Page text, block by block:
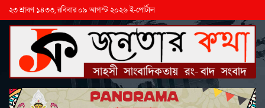
২৩ শ্রাবণ ১৪৩৩, রবিবার ০৯ আগস্ট ২০২৬ ই-পোর্টাল